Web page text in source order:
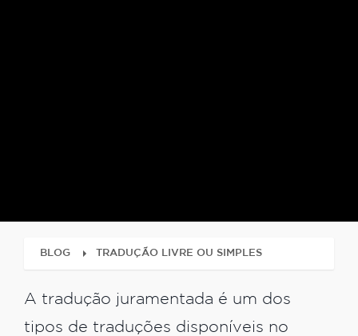
BLOG TRADUÇÃO LIVRE OU SIMPLES
A tradução juramentada é um dos
tipos de traduções disponíveis no